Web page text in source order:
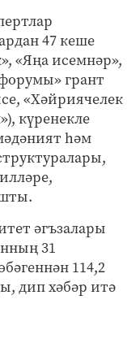
47 кеше
«Яңа исемнәр»,
грант
«Хәйриячелек
күренекле
һәм
әгъзалары
31
114,2
дип хәбәр итә